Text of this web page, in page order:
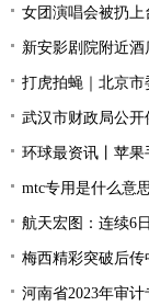
女团演唱会被扔
新安影剧院附近
打虎拍蝇｜北京市
武汉市财政局公
环球最资讯丨苹果手
mtc专用是什么意
航天宏图：连续6
梅西精彩突破后
河南省2023年审